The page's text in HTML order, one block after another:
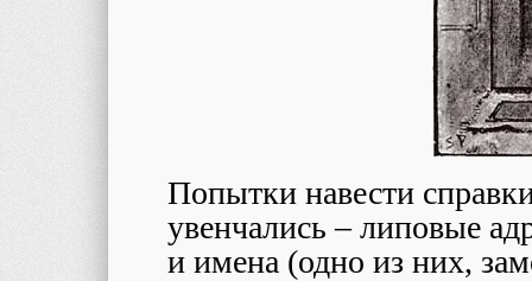
Попытки навести
увенчались – липовые
и имена (одно из них,